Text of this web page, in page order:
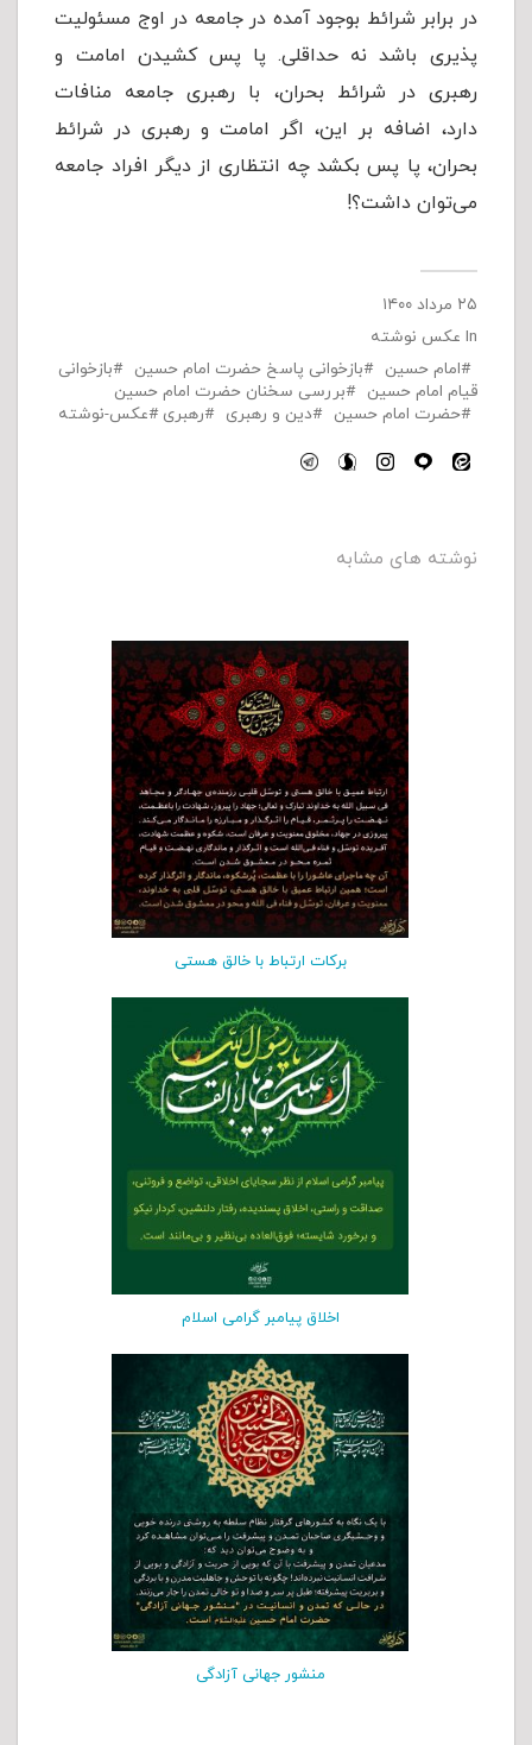
در برابر شرائط بوجود آمده در جامعه در اوج مسئولیت
پذیری باشد نه حداقلی. پا پس کشیدن امامت و
رهبری در شرائط بحران، با رهبری جامعه منافات
دارد، اضافه بر این، اگر امامت و رهبری در شرائط
بحران، پا پس بکشد چه انتظاری از دیگر افراد جامعه
می‌توان داشت؟!
۲۵ مرداد ۱۴۰۰
In عکس نوشته
امام حسین
بازخوانی پاسخ حضرت امام حسین
بازخوانی
قیام امام حسین
بررسی سخنان حضرت امام حسین
حضرت امام حسین
دین و رهبری رهبری عکس-نوشته
نوشته های مشابه
برکات ارتباط با خالق هستی
اخلاق پیامبر گرامی اسلام
منشور جهانی آزادگی